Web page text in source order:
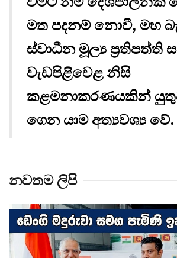
මත පදනම් නොවී, මහ
ස්වාධීන මූල්‍ය ප්‍රතිපත්ති
වැඩපිළිවෙළ නිසි
කළමනාකරණයකින්
ගෙන යාම අත්‍යවශ්‍ය වේ.
නවතම ලිපි